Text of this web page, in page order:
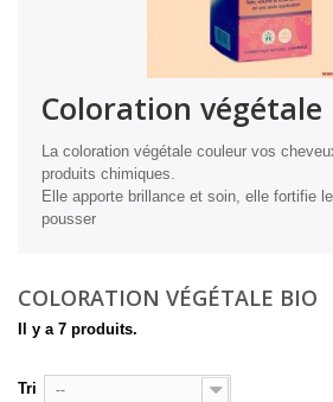
Coloration végétale
La coloration végétale couleur vos
produits chimiques.
Elle apporte brillance et soin, elle fortifie
pousser
COLORATION VÉGÉTALE BIO
Il y a 7 produits.
Tri --